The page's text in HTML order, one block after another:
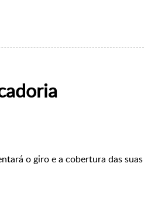
o giro e a cobertura das suas